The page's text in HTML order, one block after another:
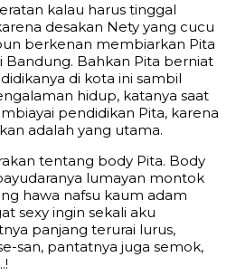
kalau harus tinggal
desakan Nety yang cucu
berkenan membiarkan Pita
Bahkan Pita berniat
di kota ini sambil
hidup, katanya saat
pendidikan Pita, karena
adalah yang utama.
tentang body Pita. Body
lumayan montok
hawa nafsu kaum adam
sexy ingin sekali aku
panjang terurai lurus,
san, pantatnya juga semok,